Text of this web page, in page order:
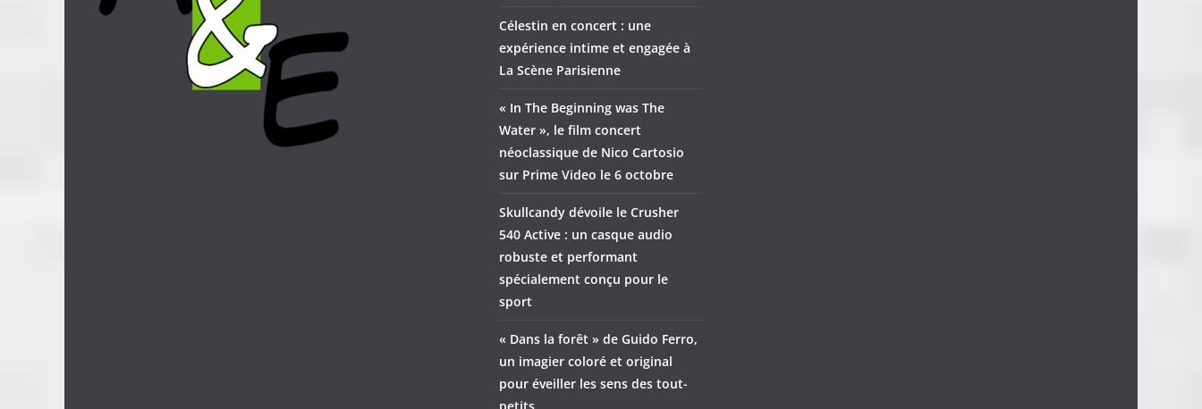
Célestin en concert : une
expérience intime et engagée à
La Scène Parisienne
« In The Beginning was The
Water », le film concert
néoclassique de Nico Cartosio
sur Prime Video le 6 octobre
Skullcandy dévoile le Crusher
540 Active : un casque audio
robuste et performant
spécialement conçu pour le
sport
« Dans la forêt » de Guido Ferro,
un imagier coloré et original
pour éveiller les sens des tout-